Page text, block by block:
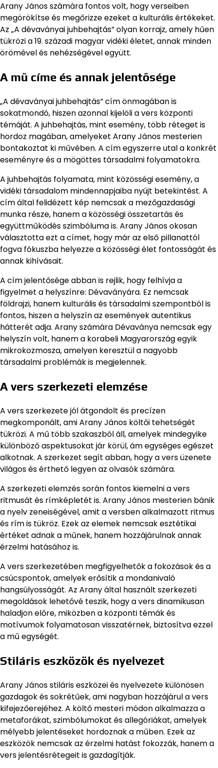
Arany János számára fontos volt, hogy verseiben
megörökítse és megőrizze ezeket a kulturális értékeket.
Az „A dévaványai juhbehajtás” olyan korrajz, amely hűen
tükrözi a 19. századi magyar vidéki életet, annak minden
örömével és nehézségével együtt.
A mű címe és annak jelentősége
„A dévaványai juhbehajtás” cím önmagában is
sokatmondó, hiszen azonnal kijelöli a vers központi
témáját. A juhbehajtás, mint esemény, több réteget is
hordoz magában, amelyeket Arany János mesterien
bontakoztat ki művében. A cím egyszerre utal a konkrét
eseményre és a mögöttes társadalmi folyamatokra.
A juhbehajtás folyamata, mint közösségi esemény, a
vidéki társadalom mindennapjaiba nyújt betekintést. A
cím által felidézett kép nemcsak a mezőgazdasági
munka része, hanem a közösségi összetartás és
együttműködés szimbóluma is. Arany János okosan
választotta ezt a címet, hogy már az első pillanattól
fogva fókuszba helyezze a közösségi élet fontosságát és
annak kihívásait.
A cím jelentősége abban is rejlik, hogy felhívja a
figyelmet a helyszínre: Dévaványára. Ez nemcsak
földrajzi, hanem kulturális és társadalmi szempontból is
fontos, hiszen a helyszín az események autentikus
hátterét adja. Arany számára Dévaványa nemcsak egy
helyszín volt, hanem a korabeli Magyarország egyik
mikrokozmosza, amelyen keresztül a nagyobb
társadalmi problémák is megjelennek.
A vers szerkezeti elemzése
A vers szerkezete jól átgondolt és precízen
megkomponált, ami Arany János költői tehetségét
tükrözi. A mű több szakaszból áll, amelyek mindegyike
különböző aspektusokat jár körül, ám egységes egészet
alkotnak. A szerkezet segít abban, hogy a vers üzenete
világos és érthető legyen az olvasók számára.
A szerkezeti elemzés során fontos kiemelni a vers
ritmusát és rímképletét is. Arany János mesterien bánik
a nyelv zeneiségével, amit a versben alkalmazott ritmus
és rím is tükröz. Ezek az elemek nemcsak esztétikai
értéket adnak a műnek, hanem hozzájárulnak annak
érzelmi hatásához is.
A vers szerkezetében megfigyelhetők a fokozások és a
csúcspontok, amelyek erősítik a mondanivaló
hangsúlyosságát. Az Arany által használt szerkezeti
megoldások lehetővé teszik, hogy a vers dinamikusan
haladjon előre, miközben a központi témák és
motívumok folyamatosan visszatérnek, biztosítva ezzel
a mű egységét.
Stiláris eszközök és nyelvezet
Arany János stiláris eszközei és nyelvezete különösen
gazdagok és sokrétűek, ami nagyban hozzájárul a vers
kifejezőerejéhez. A költő mesteri módon alkalmazza a
metaforákat, szimbólumokat és allegóriákat, amelyek
mélyebb jelentéseket hordoznak a műben. Ezek az
eszközök nemcsak az érzelmi hatást fokozzák, hanem a
vers jelentésrétegeit is gazdagítják.